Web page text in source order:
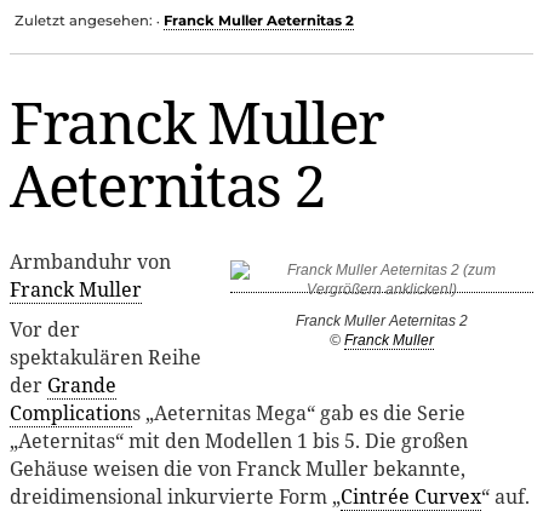
Zuletzt angesehen: • Franck Muller Aeternitas 2
Franck Muller
Aeternitas 2
Franck Muller Aeternitas 2
© Franck Muller
Armbanduhr von
Franck Muller
Vor der
spektakulären Reihe
der Grande
Complications „Aeternitas Mega“ gab es die Serie
„Aeternitas“ mit den Modellen 1 bis 5. Die großen
Gehäuse weisen die von Franck Muller bekannte,
dreidimensional inkurvierte Form „Cintrée Curvex“ auf.